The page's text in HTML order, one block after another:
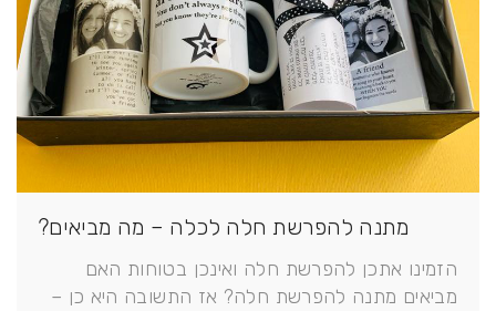
מתנה להפרשת חלה לכלה – מה מביאים?
הזמינו אתכן להפרשת חלה ואינכן בטוחות האם
מביאים מתנה להפרשת חלה? אז התשובה היא כן –